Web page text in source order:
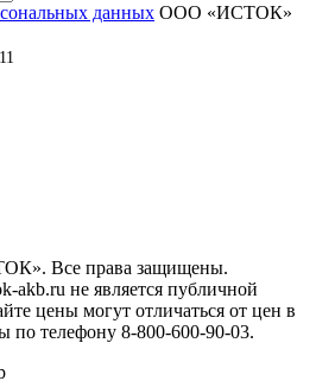
данных ООО «ИСТОК»
Все права защищены.
akb.ru не является публичной
цены могут отличаться от цен в
по телефону 8-800-600-90-03.